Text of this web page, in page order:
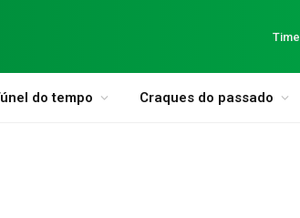
Time
do tempo Craques do passado